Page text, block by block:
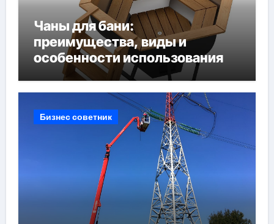
Чаны для бани:
преимущества, виды и
особенности использования
Бизнес советник